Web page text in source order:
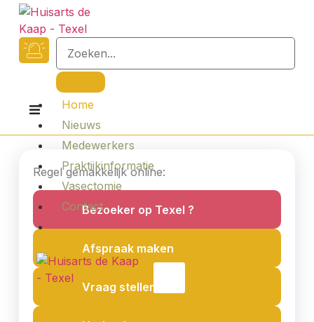
Home
Nieuws
Medewerkers
Praktijkinformatie
Vasectomie
Contact
Regel gemakkelijk online:
Bezoeker op Texel ?
Afspraak maken
Vraag stellen